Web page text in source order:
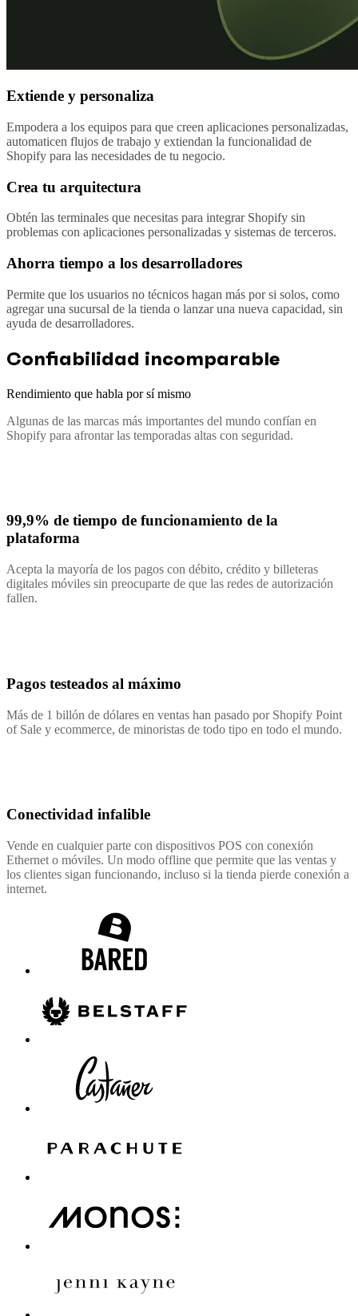
Extiende y personaliza
Empodera a los equipos para que creen aplicaciones personalizadas,
automaticen flujos de trabajo y extiendan la funcionalidad de
Shopify para las necesidades de tu negocio.
Crea tu arquitectura
Obtén las terminales que necesitas para integrar Shopify sin
problemas con aplicaciones personalizadas y sistemas de terceros.
Ahorra tiempo a los desarrolladores
Permite que los usuarios no técnicos hagan más por si solos, como
agregar una sucursal de la tienda o lanzar una nueva capacidad, sin
ayuda de desarrolladores.
Confiabilidad incomparable
Rendimiento que habla por sí mismo
Algunas de las marcas más importantes del mundo confían en
Shopify para afrontar las temporadas altas con seguridad.
99,9% de tiempo de funcionamiento de la
plataforma
Acepta la mayoría de los pagos con débito, crédito y billeteras
digitales móviles sin preocuparte de que las redes de autorización
fallen.
Pagos testeados al máximo
Más de 1 billón de dólares en ventas han pasado por Shopify Point
of Sale y ecommerce, de minoristas de todo tipo en todo el mundo.
Conectividad infalible
Vende en cualquier parte con dispositivos POS con conexión
Ethernet o móviles. Un modo offline que permite que las ventas y
los clientes sigan funcionando, incluso si la tienda pierde conexión a
internet.